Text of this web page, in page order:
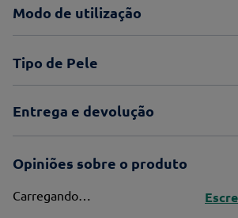
Modo de utilização
Tipo de Pele
Entrega e devolução
Opiniões sobre o produto
Carregando…